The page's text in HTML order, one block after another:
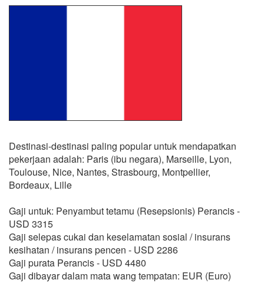
Destinasi-destinasi paling popular untuk mendapatkan
pekerjaan adalah: Paris (ibu negara), Marseille, Lyon,
Toulouse, Nice, Nantes, Strasbourg, Montpellier,
Bordeaux, Lille
Gaji untuk: Penyambut tetamu (Resepsionis) Perancis -
USD 3315
Gaji selepas cukai dan keselamatan sosial / insurans
kesihatan / insurans pencen - USD 2286
Gaji purata Perancis - USD 4480
Gaji dibayar dalam mata wang tempatan: EUR (Euro)